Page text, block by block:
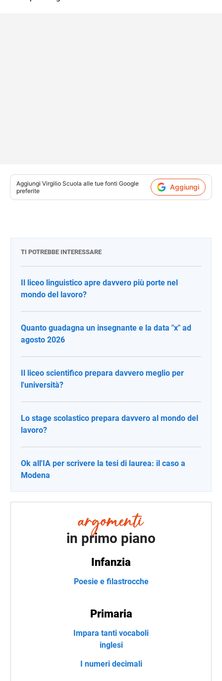
Aggiungi Virgilio Scuola alle tue fonti Google
preferite
Aggiungi
TI POTREBBE INTERESSARE
Il liceo linguistico apre davvero più porte nel
mondo del lavoro?
Quanto guadagna un insegnante e la data "x" ad
agosto 2026
Il liceo scientifico prepara davvero meglio per
l'università?
Lo stage scolastico prepara davvero al mondo del
lavoro?
Ok all'IA per scrivere la tesi di laurea: il caso a
Modena
in primo piano
Infanzia
Poesie e filastrocche
Primaria
Impara tanti vocaboli
inglesi
I numeri decimali